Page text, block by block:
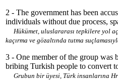
2 - The government has been
individuals without due process,
Hükümet, uluslararası tepkilere yol
kaçırma ve gözaltında tutma
3 - One member of the group was
bribing Turkish people to convert
Grubun bir üyesi, Türk insanlarına